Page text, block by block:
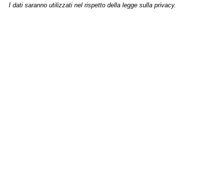
I dati saranno utilizzati nel rispetto della legge sulla privacy.